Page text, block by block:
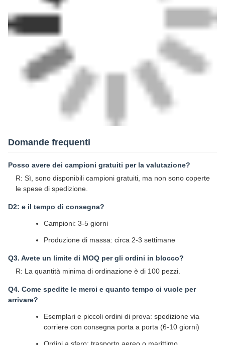
Shandong TianHan New Energy Technology Co., Ltd è
specializzata in ricerca e sviluppo, produzione, vendita e servizio
sistemi BMS.I nostri prodotti sono ampiamente utilizzati nella
produzione intelligente, veicoli elettrici a nuova energia, batterie
di avvio, batterie per stazioni di comunicazione, biciclette
elettriche e sistemi di accumulo di energia solare e eolica,